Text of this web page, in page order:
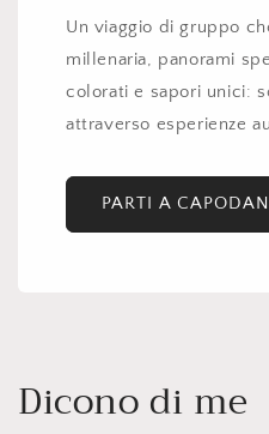
Un viaggio di gruppo
millenaria, panorami
colorati e sapori unici:
attraverso esperienze
PARTI A
Dicono di me